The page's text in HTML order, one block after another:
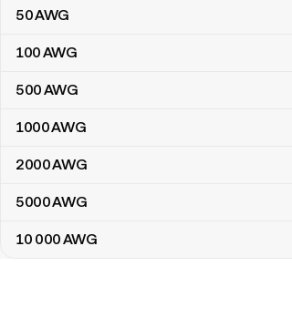
50AWG
100AWG
500AWG
1000AWG
2000AWG
5000AWG
10 000AWG